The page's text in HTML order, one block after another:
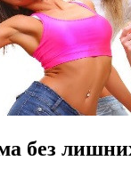
без